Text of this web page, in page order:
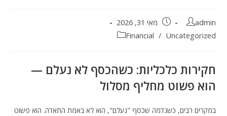
admin
מאי 31, 2026
Financial / Uncategorized
חקירות כלכליות: כשהכסף לא נעלם —
הוא פשוט מחליף מסלול
במקרים רבים, כשנדמה שכסף "נעלם", הוא לא באמת התאדה. הוא פשוט